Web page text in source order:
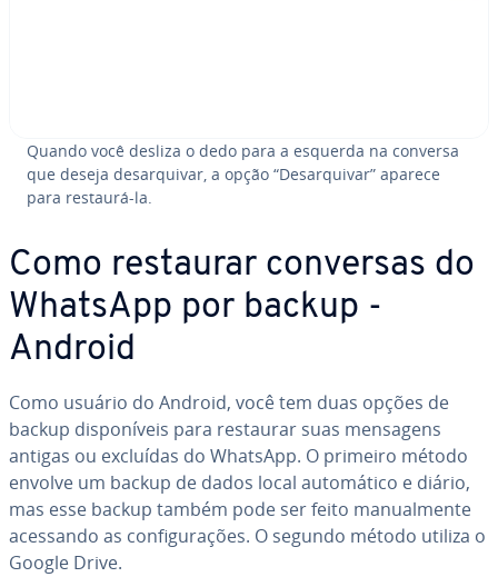
Quando você desliza o dedo para a esquerda na conversa
que deseja de­sar­qui­var, a opção “De­sar­qui­var” aparece
para restaurá-la.
Como restaurar conversas do
WhatsApp por backup -
Android
Como usuário do Android, você tem duas opções de
backup dis­po­ní­veis para restaurar suas mensagens
antigas ou excluídas do WhatsApp. O primeiro método
envolve um backup de dados local au­to­má­tico e diário,
mas esse backup também pode ser feito ma­nu­al­mente
acessando as con­fi­gu­ra­ções. O segundo método utiliza o
Google Drive.